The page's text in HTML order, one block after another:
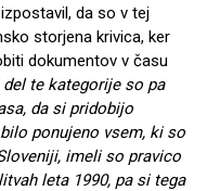
da so v tej
storjena krivica, ker
dokumentov v času
del te kategorije so pa
da si pridobijo
ponujeno vsem, ki so
imeli so pravico
leta 1990, pa si tega